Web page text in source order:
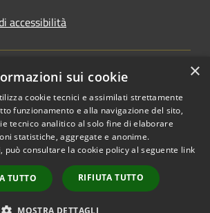
accessibilità
Copyright © 2026 • Comune di
Bagnara Calabra • Powered by
Municipium•Accesso
redazione
×
sui cookie
cookie tecnici e assimilati strettamente
funzionamento e alla navigazione del sito,
tecnico analitico al solo fine di elaborare
statistiche, aggregate e anonime.
può consultare la cookie policy al seguente link
TUTTO RIFIUTA TUTTO
MOSTRA DETTAGLI